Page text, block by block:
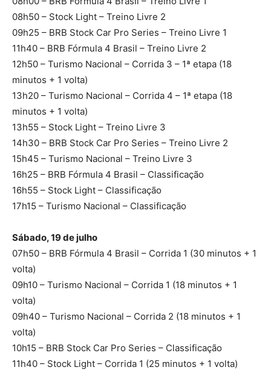
08h50 – Stock Light – Treino Livre 2
09h25 – BRB Stock Car Pro Series – Treino Livre 1
11h40 – BRB Fórmula 4 Brasil – Treino Livre 2
12h50 – Turismo Nacional – Corrida 3 – 1ª etapa (18
minutos + 1 volta)
13h20 – Turismo Nacional – Corrida 4 – 1ª etapa (18
minutos + 1 volta)
13h55 – Stock Light – Treino Livre 3
14h30 – BRB Stock Car Pro Series – Treino Livre 2
15h45 – Turismo Nacional – Treino Livre 3
16h25 – BRB Fórmula 4 Brasil – Classificação
16h55 – Stock Light – Classificação
17h15 – Turismo Nacional – Classificação
Sábado, 19 de julho
07h50 – BRB Fórmula 4 Brasil – Corrida 1 (30 minutos + 1
volta)
09h10 – Turismo Nacional – Corrida 1 (18 minutos + 1
volta)
09h40 – Turismo Nacional – Corrida 2 (18 minutos + 1
volta)
10h15 – BRB Stock Car Pro Series – Classificação
11h40 – Stock Light – Corrida 1 (25 minutos + 1 volta)